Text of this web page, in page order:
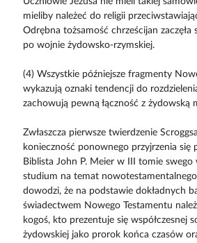
mieliby należeć do religii
Odrębna tożsamość chrześcijan zaczęła
po wojnie żydowsko-rzymskiej.
(4) Wszystkie późniejsze fragmenty
wykazują oznaki tendencji do
zachowują pewną łączność z żydowską
Zwłaszcza pierwsze twierdzenie
konieczność ponownego przyjrzenia się
Biblista John P. Meier w III tomie swego
studium na temat
dowodzi, że na podstawie dokładnych
świadectwem Nowego Testamentu
kogoś, kto prezentuje się współczesnej
żydowskiej jako prorok końca czasów